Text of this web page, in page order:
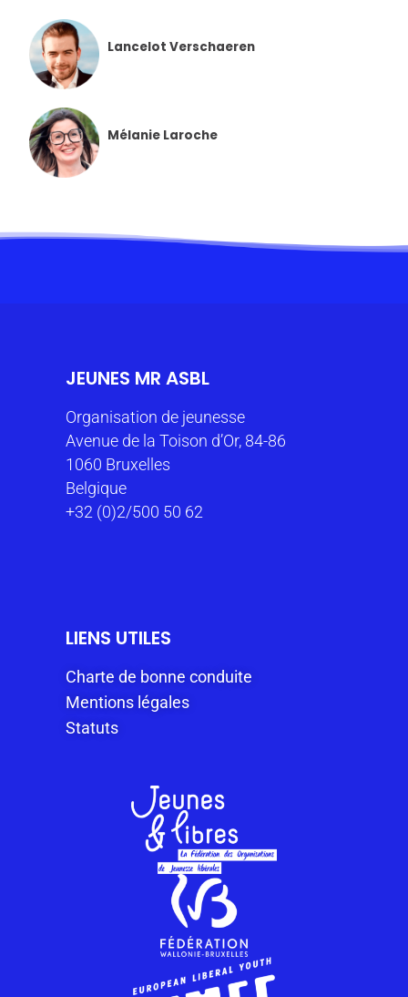
Lancelot Verschaeren
Mélanie Laroche
JEUNES MR ASBL
Organisation de jeunesse
Avenue de la Toison d’Or, 84-86
1060 Bruxelles
Belgique
+32 (0)2/500 50 62
LIENS UTILES
Charte de bonne conduite
Mentions légales
Statuts